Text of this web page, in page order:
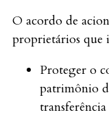
O acordo de
proprietários que
Proteger o
patrimônio